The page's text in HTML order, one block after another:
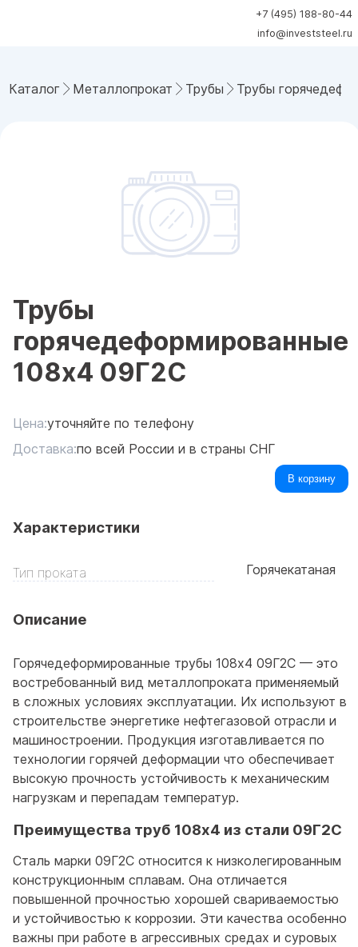
+7 (495) 188-80-44
info@investsteel.ru
Каталог Металлопрокат Трубы Трубы
Трубы
горячедеформированные
108x4 09Г2С
Цена:уточняйте по телефону
Доставка:по всей России и в страны СНГ
В корзину
Характеристики
Тип проката Горячекатаная
Описание
Горячедеформированные трубы 108x4 09Г2С — это
востребованный вид металлопроката применяемый
в сложных условиях эксплуатации. Их используют в
строительстве энергетике нефтегазовой отрасли и
машиностроении. Продукция изготавливается по
технологии горячей деформации что обеспечивает
высокую прочность устойчивость к механическим
нагрузкам и перепадам температур.
Преимущества труб 108x4 из стали 09Г2С
Сталь марки 09Г2С относится к низколегированным
конструкционным сплавам. Она отличается
повышенной прочностью хорошей свариваемостью
и устойчивостью к коррозии. Эти качества особенно
важны при работе в агрессивных средах и суровых